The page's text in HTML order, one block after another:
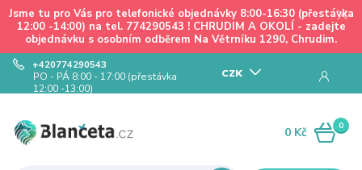
Jsme tu pro Vás pro telefonické objednávky 8:00-16:30 (přestávka
12:00 -14:00) na tel. 774290543 ! CHRUDIM A OKOLÍ - zadejte
objednávku s osobním odběrem Na Větrníku 1290, Chrudim.
CZK
+420774290543
PO - PÁ 8:00 - 17:00 (přestávka
12:00 -13:00)
0
0 Kč